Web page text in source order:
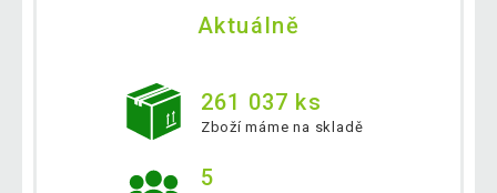
Aktuálně
261 037 ks
Zboží máme na skladě
5